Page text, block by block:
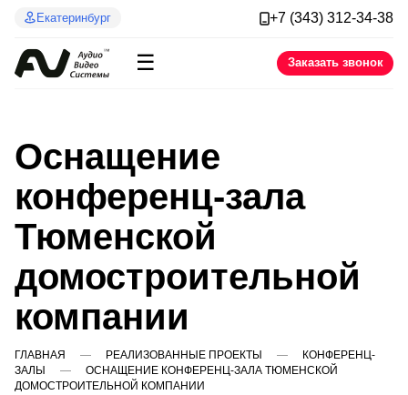
Екатеринбург +7 (343) 312-34-38
☰ Заказать звонок
Оснащение
конференц-зала
Тюменской
домостроительной
компании
ГЛАВНАЯ РЕАЛИЗОВАННЫЕ ПРОЕКТЫ
КОНФЕРЕНЦ-
ЗАЛЫ
ОСНАЩЕНИЕ КОНФЕРЕНЦ-ЗАЛА ТЮМЕНСКОЙ
ДОМОСТРОИТЕЛЬНОЙ КОМПАНИИ